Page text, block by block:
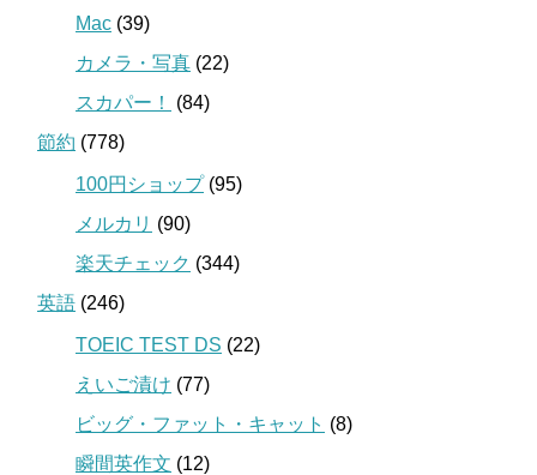
Mac (39)
カメラ・写真 (22)
スカパー！
(84)
節約 (778)
100円ショップ(95)
メルカリ (90)
楽天チェック (344)
英語 (246)
TOEIC TEST DS (22)
えいご漬け (77)
ビッグ・ファット・キャット (8)
瞬間英作文 (12)